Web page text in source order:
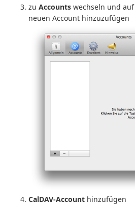
zu Accounts wechseln und auf
neuen Account hinzuzufügen
CalDAV-Account hinzufügen